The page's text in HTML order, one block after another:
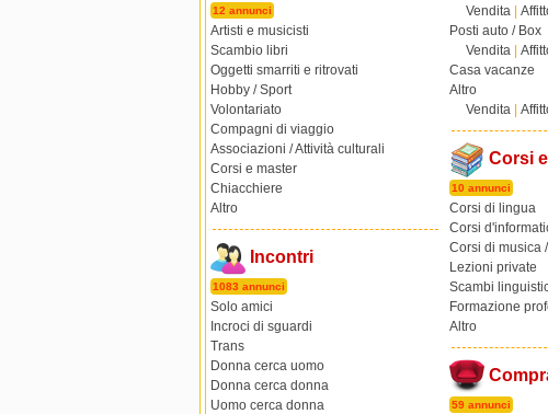
12 annunci
Artisti e musicisti
Scambio libri
Oggetti smarriti e ritrovati
Hobby / Sport
Volontariato
Compagni di viaggio
Associazioni / Attività culturali
Corsi e master
Chiacchiere
Altro
Incontri
1083 annunci
Solo amici
Incroci di sguardi
Trans
Donna cerca uomo
Donna cerca donna
Uomo cerca donna
Vendita
Posti auto / Box
Vendita
Casa vacanze
Altro
Vendita
Corsi
10 annunci
Corsi di lingua
Corsi
Corsi di musica
Lezioni private
Scambi
Formazione
Altro
59 annunci